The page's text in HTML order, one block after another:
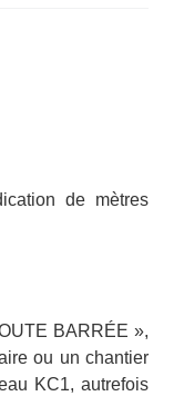
de mètres
BARRÉE »,
ou un chantier
KC1, autrefois